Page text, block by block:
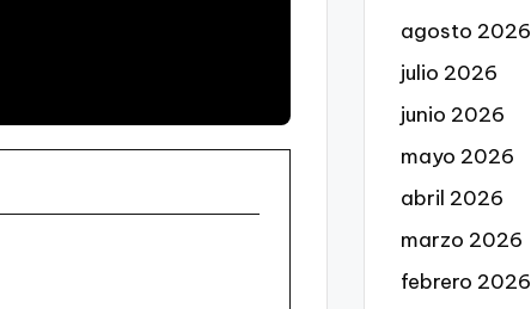
agosto 2026
julio 2026
junio 2026
mayo 2026
abril 2026
marzo 2026
febrero 2026